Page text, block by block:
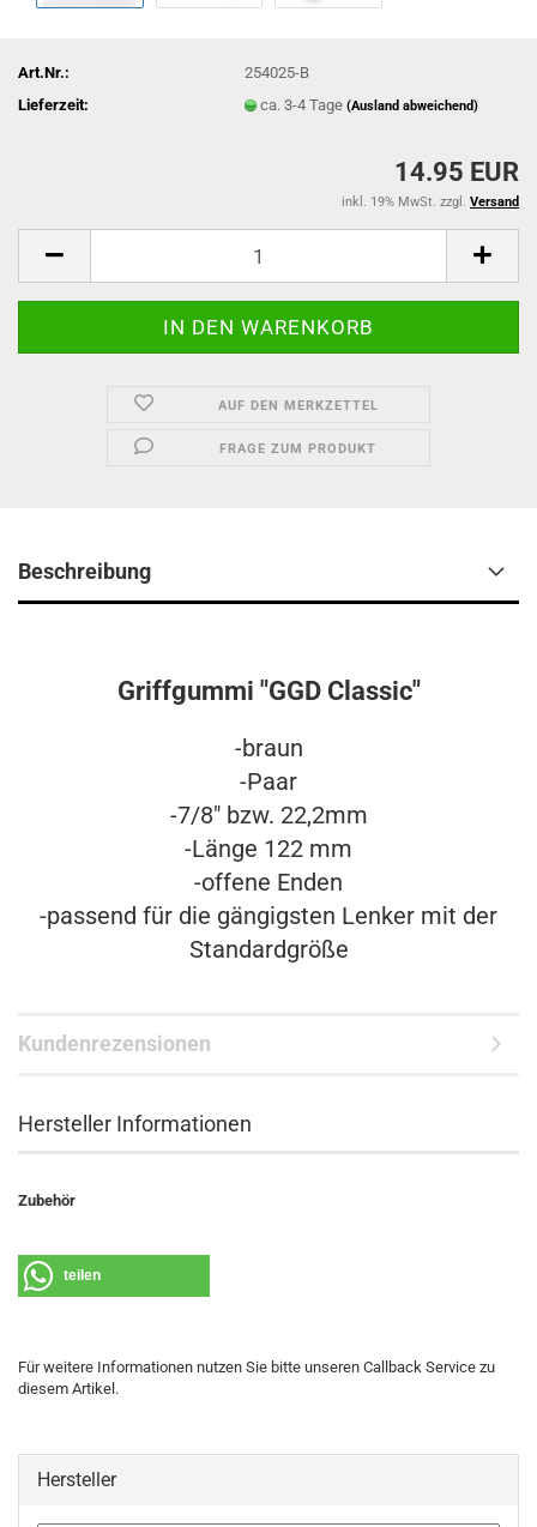
Art.Nr.:
254025-B
Lieferzeit:
ca. 3-4 Tage(Ausland abweichend)
14.95 EUR
inkl. 19% MwSt. zzgl. Versand
AUF DEN MERKZETTEL
FRAGE ZUM PRODUKT
Beschreibung
Griffgummi "GGD Classic"
-braun
-Paar
-7/8" bzw. 22,2mm
-Länge 122 mm
-offene Enden
-passend für die gängigsten Lenker mit der
Standardgröße
Kundenrezensionen
Hersteller Informationen
Zubehör
teilen
Für weitere Informationen nutzen Sie bitte unseren Callback Service zu
diesem Artikel.
Hersteller